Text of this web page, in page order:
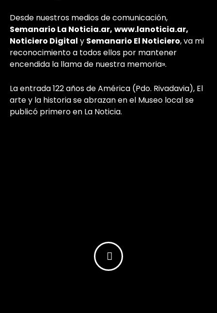
Desde nuestros medios de comunicación,
Semanario La Noticia.ar, www.lanoticia.ar,
Noticiero Digital y Semanario El Noticiero, va mi
reconocimiento a todos ellos por mantener
encendida la llama de nuestra memoria».
La entrada122 años de América (Pdo. Rivadavia), El
arte y la historia se abrazan en el Museo localse
publicó primero en La Noticia.